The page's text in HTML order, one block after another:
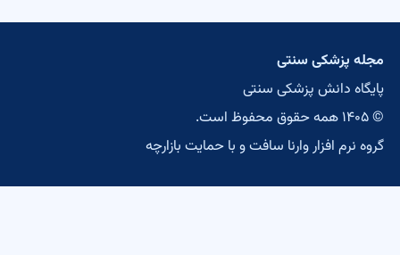
پزشکی سنتی
دانش پزشکی سنتی
نرم افزار وارنا سافتو با حمایتبازارچه